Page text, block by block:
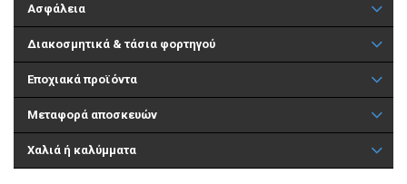
Ασφάλεια
Διακοσμητικά & τάσια φορτηγού
Εποχιακά προϊόντα
Μεταφορά αποσκευών
Χαλιά ή καλύμματα